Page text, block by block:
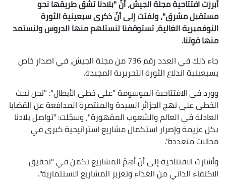
أبرزت افتتاحية مجلة الجيش، أنّ "بلادنا تشق طريقها نحو
مستقبل مشرق"، ولفتت إلى أنّ ذكرى سبعينية الثورة
النوفمبرية الغالية، تستوقفنا لنستلهم منها الدروس ولنستمد
منها قوتنا.
جاء ذلك في العدد رقم 736 من مجلة الجيش، في اصدار خاص
بسبعينية اندلاع الثورة التحريرية المجيدة.
وورد في الافتتاحية الموسومة "على خطى الأبطال": "نحن نحث
الخطى على نهج الجزائر السيدة والمنتصرة المدافعة عن القضايا
العادلة في العالم والشعوب المقهورة"، وسجّلت: "تواصل بلادنا
بكل عزيمة وإصرار استكمال مشاريع استراتيجية كبرى في
مجالات متعددة".
وأشارت الافتتاحية إلى أنّ أهمّ المشاريع تكمن في "تحقيق
الاكتفاء الذاتي من الغذاء وتعزيز المشاريع الاستثمارية".